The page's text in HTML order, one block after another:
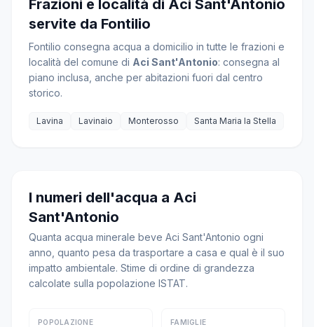
Frazioni e località di Aci Sant'Antonio
servite da Fontilio
Fontilio consegna acqua a domicilio in tutte le frazioni e
località del comune di Aci Sant'Antonio: consegna al
piano inclusa, anche per abitazioni fuori dal centro
storico.
Lavina Lavinaio Monterosso Santa Maria la Stella
I numeri dell'acqua a Aci
Sant'Antonio
Quanta acqua minerale beve Aci Sant'Antonio ogni
anno, quanto pesa da trasportare a casa e qual è il suo
impatto ambientale. Stime di ordine di grandezza
calcolate sulla popolazione ISTAT.
POPOLAZIONE FAMIGLIE